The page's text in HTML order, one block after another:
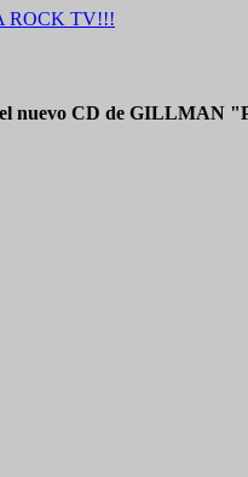
ROCK TV!!!
nuevo CD de GILLMAN